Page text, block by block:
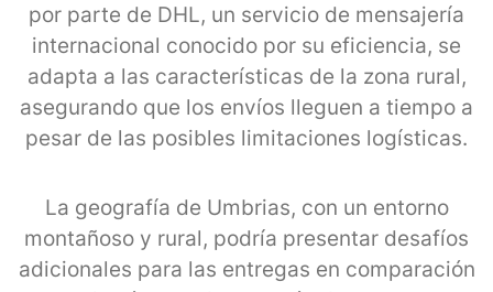
por parte de DHL, un servicio de mensajería
internacional conocido por su eficiencia, se
adapta a las características de la zona rural,
asegurando que los envíos lleguen a tiempo a
pesar de las posibles limitaciones logísticas.
La geografía de Umbrias, con un entorno
montañoso y rural, podría presentar desafíos
adicionales para las entregas en comparación